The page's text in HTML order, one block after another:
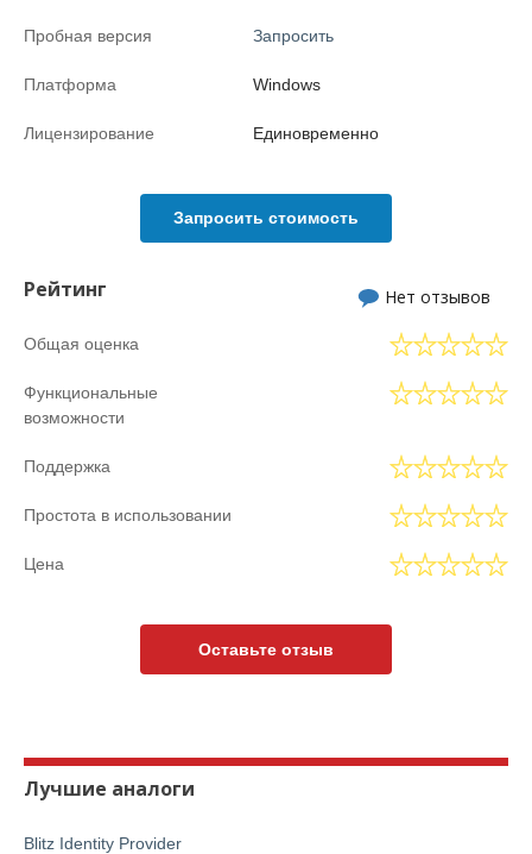
Пробная версия Запросить
Платформа Windows
Лицензирование Единовременно
Запросить стоимость
Рейтинг Нет отзывов
Общая оценка
Функциональные
возможности
Поддержка
Простота в использовании
Цена
Оставьте отзыв
Лучшие аналоги
Blitz Identity Provider